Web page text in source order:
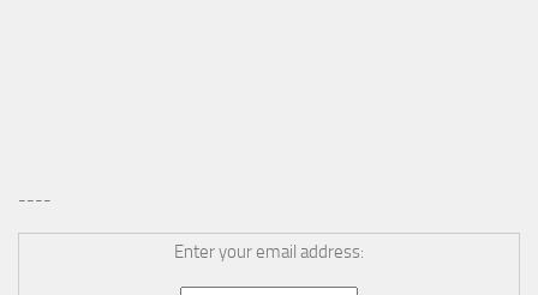
----
Enter your email address: